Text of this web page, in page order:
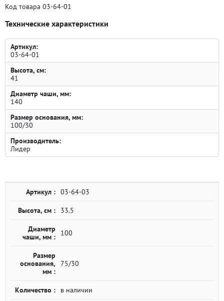
Код товара 03-64-01
Технические характеристики
Артикул:
03-64-01
Высота, см:
41
Диаметр чаши, мм:
140
Размер основания, мм:
100/30
Производитель:
Лидер
Артикул : 03-64-03
Высота, см : 33.5
Диаметр
чаши, мм :
100
Размер
основания,
мм :
75/30
Количество : в наличии